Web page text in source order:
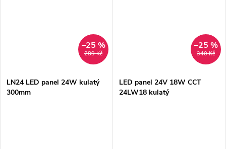
289 Kč
–25 %
LN24 LED panel 24W kulatý
300mm
340 Kč
–25 %
LED panel 24V 18W CCT
24LW18 kulatý